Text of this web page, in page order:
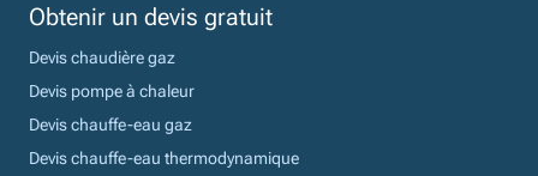
Obtenir un devis gratuit
Devis chaudière gaz
Devis pompe à chaleur
Devis chauffe-eau gaz
Devis chauffe-eau thermodynamique